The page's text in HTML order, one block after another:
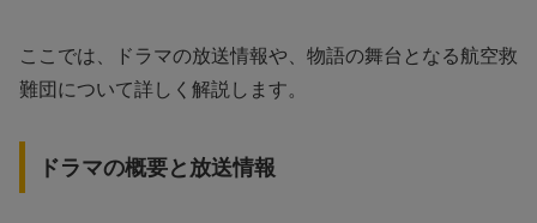
ここでは、ドラマの放送情報や、物語の舞台となる航空救
難団について詳しく解説します。
ドラマの概要と放送情報